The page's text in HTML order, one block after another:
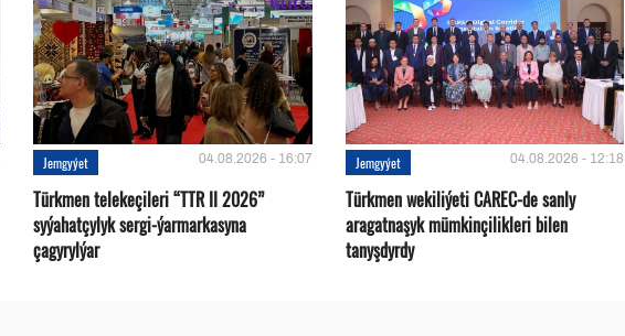
Jemgyýet 04.08.2026 - 16:07
Türkmen telekeçileri “TTR II 2026”
syýahatçylyk sergi-ýarmarkasyna
çagyrylýar
Jemgyýet 04.08.2026 - 12:18
Türkmen wekiliýeti CAREC-de sanly
aragatnaşyk mümkinçilikleri bilen
tanyşdyrdy